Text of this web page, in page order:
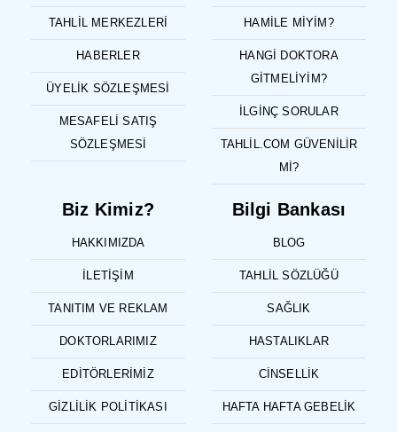
TAHLIL MERKEZLERI
HABERLER
ÜYELIK SÖZLEŞMESI
MESAFELI SATIŞ
SÖZLEŞMESI
HAMILE MIYIM?
HANGI DOKTORA
GITMELIYIM?
İLGINÇ SORULAR
TAHLIL.COM GÜVENILIR
MI?
Biz Kimiz?
HAKKIMIZDA
İLETIŞIM
TANITIM VE REKLAM
DOKTORLARIMIZ
EDITÖRLERIMIZ
GIZLILIK POLITIKASI
Bilgi Bankası
BLOG
TAHLIL SÖZLÜĞÜ
SAĞLIK
HASTALIKLAR
CINSELLIK
HAFTA HAFTA GEBELIK